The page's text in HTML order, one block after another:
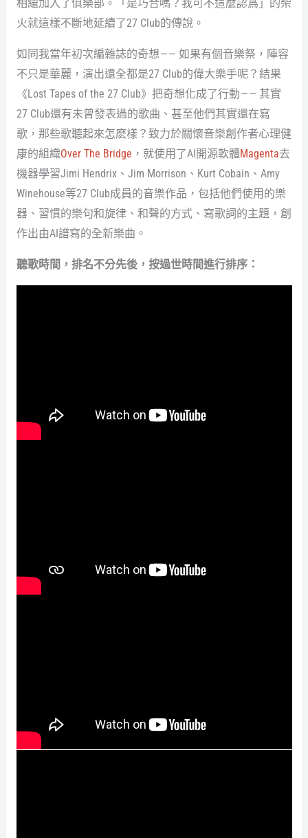
相繼加入了俱樂部。「是巧合嗎？我可不這麼認爲」的柴
火就這樣不斷地延續了27 Club的傳說。
如同我當年初次編雜誌的奇想 — — 如果有個音樂祭，陣容
不只是華麗，演出還全都是27 Club的偉大樂手呢？結果
《Lost Tapes of the 27 Club》把奇想化成了行動 — — 其實
27 Club還有未曾發表過的歌曲、甚至他們其實還在寫
歌，那些歌聽起來怎麽樣？致力於關懷音樂創作者心理健
康的組織Over The Bridge ，就使用了AI開源軟體Magenta去
機器學習Jimi Hendrix、Jim Morrison、Kurt Cobain、Amy
Winehouse等27 Club成員的音樂作品，包括他們使用的樂
器、習慣的樂句和旋律、和聲的方式、寫歌詞的主題，創
作出由AI譜寫的全新樂曲。
聽歌時間，排名不分先後，按過世時間進行排序：